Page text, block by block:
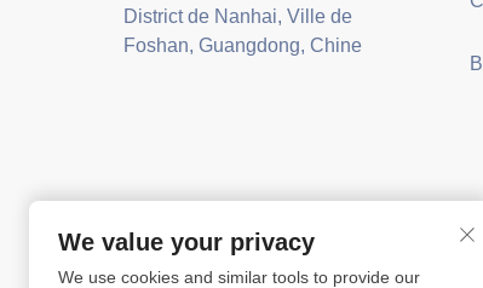
District de Nanhai, Ville de
Foshan, Guangdong, Chine
We value your privacy
We use cookies and similar tools to provide our